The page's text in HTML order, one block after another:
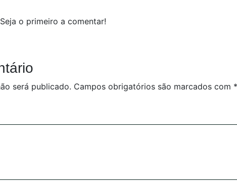
o primeiro a comentar!
será publicado. Campos obrigatórios são marcados com *